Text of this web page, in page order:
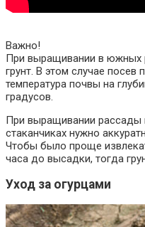
Важно!
При выращивании в южных
грунт. В этом случае посев
температура почвы на
градусов.
При выращивании рассады
стаканчиках нужно
Чтобы было проще
часа до высадки, тогда
Уход за огурцами